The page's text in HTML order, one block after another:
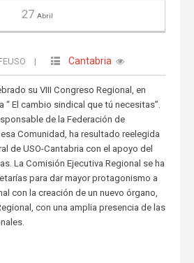
27Abril
| Cantabria
su VIII Congreso Regional, en
“ El cambio sindical que tú necesitas”.
de la Federación de
Comunidad, ha resultado reelegida
de USO-Cantabria con el apoyo del
La Comisión Ejecutiva Regional se ha
para dar mayor protagonismo a
con la creación de un nuevo órgano,
con una amplia presencia de las